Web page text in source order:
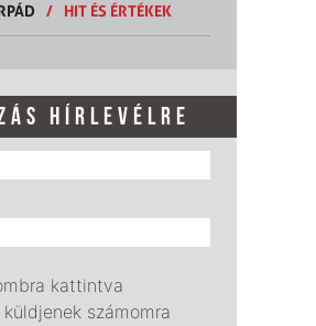
/ HIT ÉS ÉRTÉKEK
HÍRLEVÉLRE
kattintva
számomra